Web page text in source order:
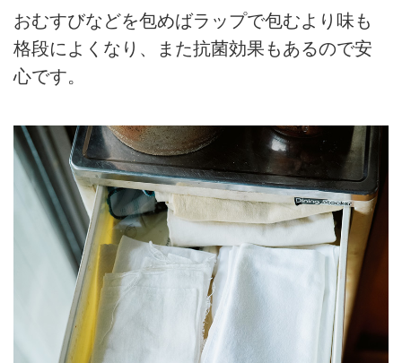
おむすびなどを包めばラップで包むより味も
格段によくなり、また抗菌効果もあるので安
心です。